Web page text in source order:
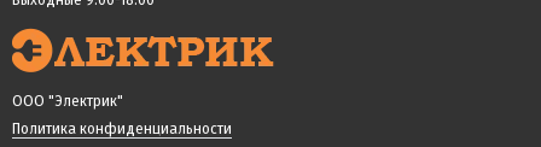
ООО "Электрик"
Политика конфиденциальности